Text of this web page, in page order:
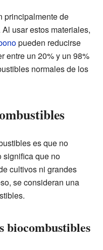
principalmente de
usar estos materiales,
pueden reducirse
entre un 20% y un 98%
normales de los
es que no
significa que no
cultivos ni grandes
se consideran una
biocombustibles